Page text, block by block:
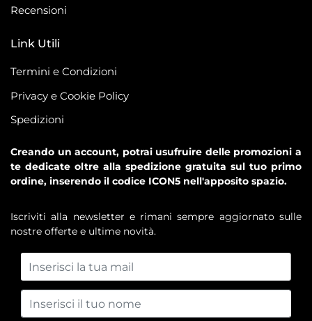
Recensioni
Link Utili
Termini e Condizioni
Privacy e Cookie Policy
Spedizioni
Creando un account, potrai usufruire delle promozioni a
te dedicate oltre alla spedizione gratuita sul tuo primo
ordine, inserendo il codice ICON5 nell'apposito spazio.
Iscriviti alla newsletter e rimani sempre aggiornato sulle
nostre offerte e ultime novità.